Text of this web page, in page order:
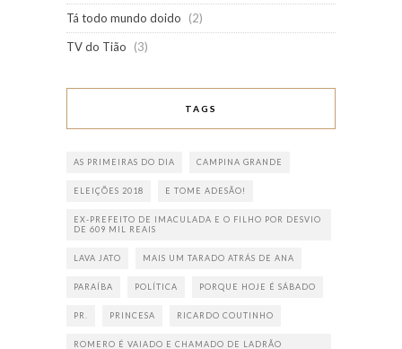
Tá todo mundo doido
(2)
TV do Tião
(3)
TAGS
AS PRIMEIRAS DO DIA CAMPINA GRANDE
ELEIÇÕES 2018 E TOME ADESÃO!
EX-PREFEITO DE IMACULADA E O FILHO POR DESVIO
DE 609 MIL REAIS
LAVA JATO MAIS UM TARADO ATRÁS DE ANA
PARAÍBA POLÍTICA PORQUE HOJE É SÁBADO
PR. PRINCESA RICARDO COUTINHO
ROMERO É VAIADO E CHAMADO DE LADRÃO